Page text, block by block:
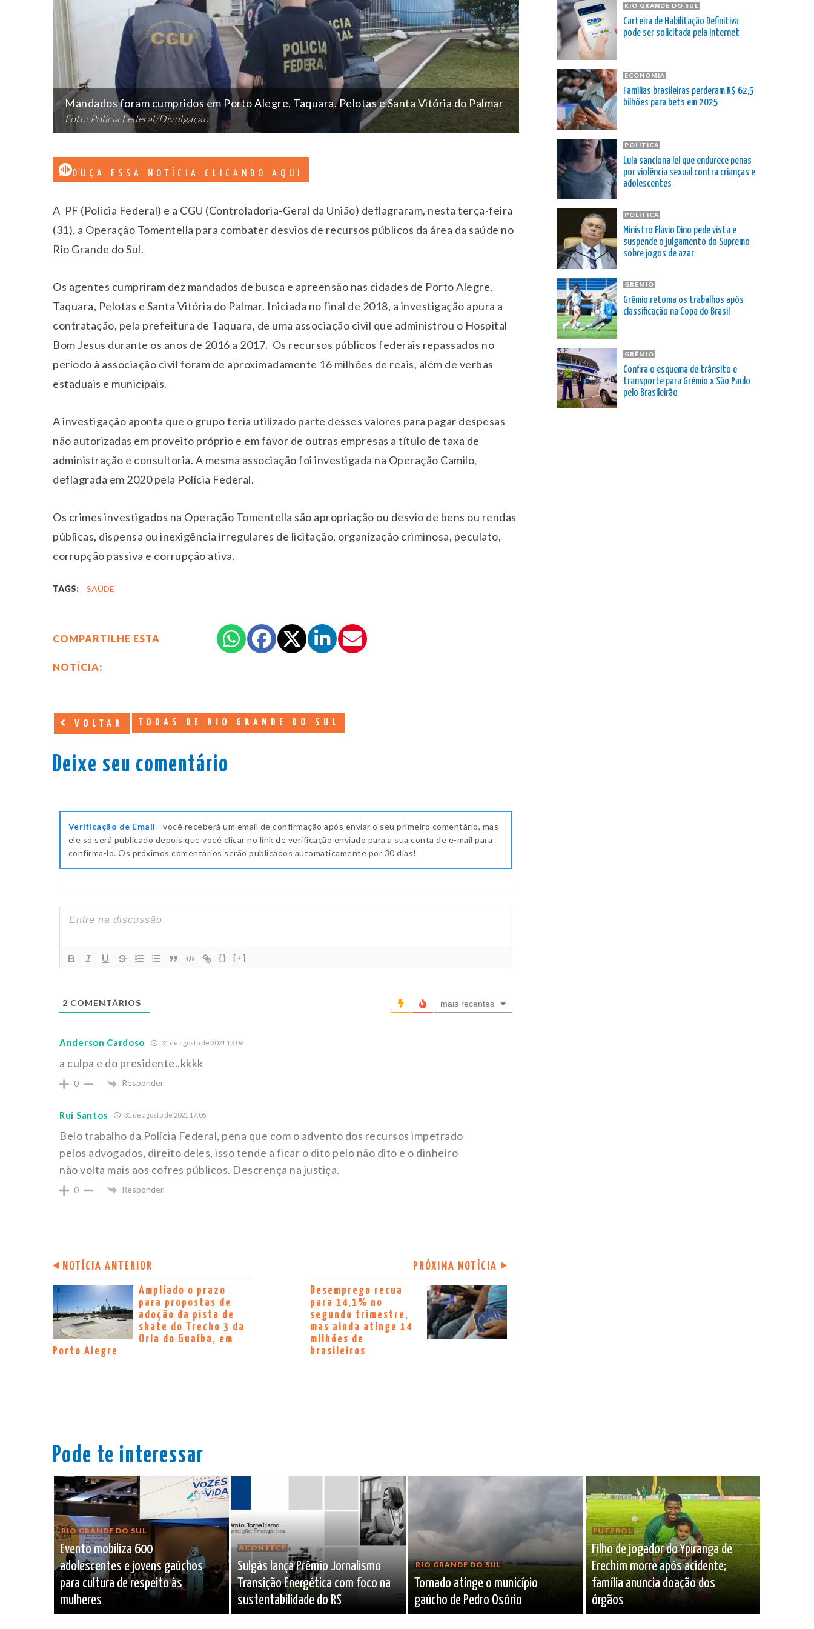
Mandados foram cumpridos em Porto Alegre, Taquara, Pelotas e Santa Vitória do Palmar
Foto: Polícia Federal/Divulgação
OUÇA ESSA NOTÍCIA CLICANDO AQUI
A PF (Polícia Federal) e a CGU (Controladoria-Geral da União) deflagraram, nesta terça-feira
(31), a Operação Tomentella para combater desvios de recursos públicos da área da saúde no
Rio Grande do Sul.
Os agentes cumpriram dez mandados de busca e apreensão nas cidades de Porto Alegre,
Taquara, Pelotas e Santa Vitória do Palmar. Iniciada no final de 2018, a investigação apura a
contratação, pela prefeitura de Taquara, de uma associação civil que administrou o Hospital
Bom Jesus durante os anos de 2016 a 2017. Os recursos públicos federais repassados no
período à associação civil foram de aproximadamente 16 milhões de reais, além de verbas
estaduais e municipais.
A investigação aponta que o grupo teria utilizado parte desses valores para pagar despesas
não autorizadas em proveito próprio e em favor de outras empresas a título de taxa de
administração e consultoria. A mesma associação foi investigada na Operação Camilo,
deflagrada em 2020 pela Polícia Federal.
Os crimes investigados na Operação Tomentella são apropriação ou desvio de bens ou rendas
públicas, dispensa ou inexigência irregulares de licitação, organização criminosa, peculato,
corrupção passiva e corrupção ativa.
TAGS: SAÚDE
COMPARTILHE ESTA
NOTÍCIA:
VOLTAR TODAS DE RIO GRANDE DO SUL
Deixe seu comentário
Verificação de Email - você receberá um email de confirmação após enviar o seu primeiro comentário, mas
ele só será publicado depois que você clicar no link de verificação enviado para a sua conta de e-mail para
confirma-lo. Os próximos comentários serão publicados automaticamente por 30 dias!
{} [+]
2 COMENTÁRIOS mais recentes
Anderson Cardoso 31 de agosto de 2021 13:09
a culpa e do presidente..kkkk
0 Responder
Rui Santos 31 de agosto de 2021 17:06
Belo trabalho da Polícia Federal, pena que com o advento dos recursos impetrado
pelos advogados, direito deles, isso tende a ficar o dito pelo não dito e o dinheiro
não volta mais aos cofres públicos. Descrença na justiça.
0 Responder
NOTÍCIA ANTERIOR
Ampliado o prazo
para propostas de
adoção da pista de
skate do Trecho 3 da
Orla do Guaíba, em
Porto Alegre
PRÓXIMA NOTÍCIA
Desemprego recua
para 14,1% no
segundo trimestre,
mas ainda atinge 14
milhões de
brasileiros
RIO GRANDE DO SUL
Carteira de Habilitação Definitiva
pode ser solicitada pela internet
ECONOMIA
Famílias brasileiras perderam R$ 62,5
bilhões para bets em 2025
POLÍTICA
Lula sanciona lei que endurece penas
por violência sexual contra crianças e
adolescentes
POLÍTICA
Ministro Flávio Dino pede vista e
suspende o julgamento do Supremo
sobre jogos de azar
GRÊMIO
Grêmio retoma os trabalhos após
classificação na Copa do Brasil
GRÊMIO
Confira o esquema de trânsito e
transporte para Grêmio x São Paulo
pelo Brasileirão
Pode te interessar
RIO GRANDE DO SUL
Evento mobiliza 600
adolescentes e jovens gaúchos
para cultura de respeito às
mulheres
ACONTECE
Sulgás lança Prêmio Jornalismo
Transição Energética com foco na
sustentabilidade do RS
RIO GRANDE DO SUL
Tornado atinge o município
gaúcho de Pedro Osório
FUTEBOL
Filho de jogador do Ypiranga de
Erechim morre após acidente;
família anuncia doação dos
órgãos